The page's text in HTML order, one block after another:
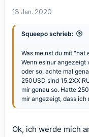
13 Jan. 2020
Squeepo schrieb:
Was meinst du mit "hat
Wenn es nur
oder so, achte mal
250USD sind 15.2XX
mir genau so. Hatte
mir angezeigt, dass
Ok, ich werde mich